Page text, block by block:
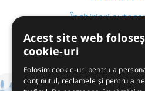
Închirieri
Acest site web
cookie-uri
Folosim cookie-uri pentru a
conținutul, reclamele și pentru a